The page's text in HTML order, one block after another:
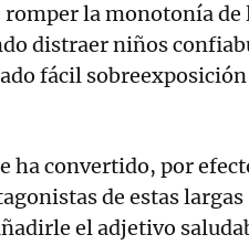
la monotonía de
distraer niños
fácil sobreexposición
ha convertido, por
de estas largas
el adjetivo